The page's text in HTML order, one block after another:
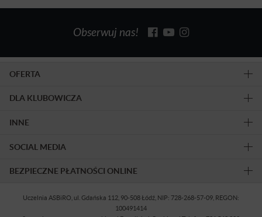
Obserwuj nas!
OFERTA
DLA KLUBOWICZA
INNE
SOCIAL MEDIA
BEZPIECZNE PŁATNOŚCI ONLINE
Uczelnia ASBiRO, ul. Gdańska 112, 90-508 Łódź, NIP: 728-268-57-09, REGON:
100491414